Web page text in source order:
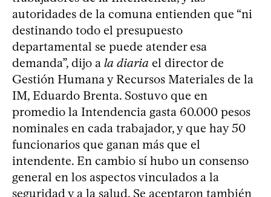
autoridades de la comuna entienden que “ni
destinando todo el presupuesto
departamental se puede atender esa
demanda”, dijo a la diaria el director de
Gestión Humana y Recursos Materiales de la
IM, Eduardo Brenta. Sostuvo que en
promedio la Intendencia gasta 60.000 pesos
nominales en cada trabajador, y que hay 50
funcionarios que ganan más que el
intendente. En cambio sí hubo un consenso
general en los aspectos vinculados a la
seguridad y a la salud. Se aceptaron también